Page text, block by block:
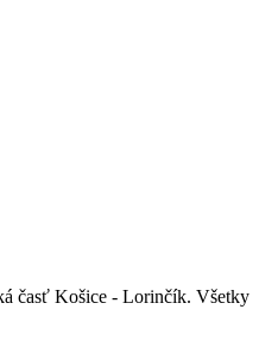
časť Košice - Lorinčík. Všetky